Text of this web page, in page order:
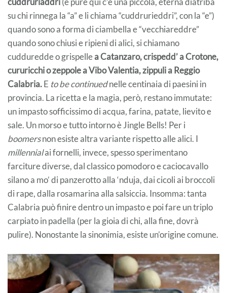
su chi rinnega la “a” e li chiama “cuddrurieddri”, con la “e”)
quando sono a forma di ciambella e “vecchiareddre”
quando sono chiusi e ripieni di alici, si chiamano
cudduredde o grispellea Catanzaro, crispedd’ a Crotone,
cururicchi o zeppole a Vibo Valentia, zippuli a Reggio
Calabria.E to be continuednelle centinaia di paesini in
provincia. La ricetta e la magia, però, restano immutate:
un impasto sofficissimo di acqua, farina, patate, lievito e
sale. Un morso e tutto intorno è Jingle Bells! Per i
boomersnon esiste altra variante rispetto alle alici. I
millennialai fornelli, invece, spesso sperimentano
farciture diverse, dal classico pomodoro e caciocavallo
silano a mo’ di panzerotto alla ‘nduja, dai cicoli ai broccoli
di rape, dalla rosamarina alla salsiccia. Insomma: tanta
Calabria può finire dentro un impasto e poi fare un triplo
carpiato in padella (per la gioia di chi, alla fine, dovrà
pulire). Nonostante la sinonimia, esiste un’origine comune.